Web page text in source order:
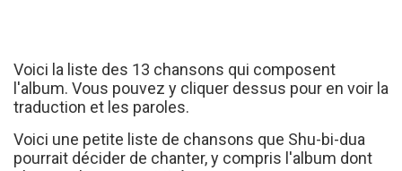
Voici la liste des 13 chansons qui composent
l'album. Vous pouvez y cliquer dessus pour en voir la
traduction et les paroles.
Voici une petite liste de chansons que Shu-bi-dua
pourrait décider de chanter, y compris l'album dont